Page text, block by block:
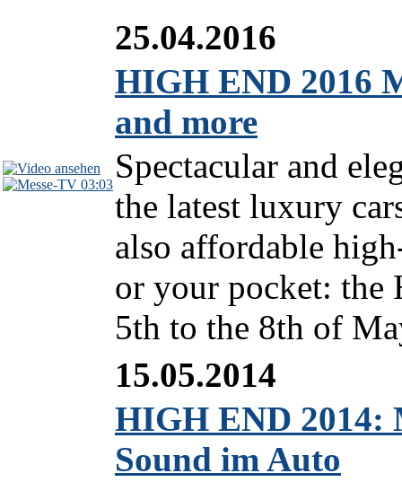
03:03
25.04.2016
HIGH END 2016
and more
Spectacular and
the latest luxury
also affordable
or your pocket: the
5th to the 8th of
15.05.2014
HIGH END 2014:
Sound im Auto